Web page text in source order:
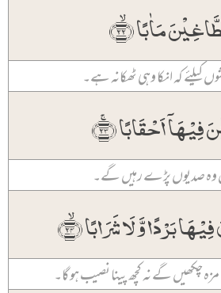
مَاٰبًا ﴿ۙ۲۲﴾
کیلئے کہ انکا وہی ٹھکانہ ہے۔
اَحۡقَابًا ﴿ۚ۲۳﴾
وہ صدیوں پڑے رہیں گے۔
بَرۡدًا وَّ لَا شَرَابًا ﴿ۙ۲۴﴾
چکھیں گے نہ کچھ پینا نصیب ہو گا۔